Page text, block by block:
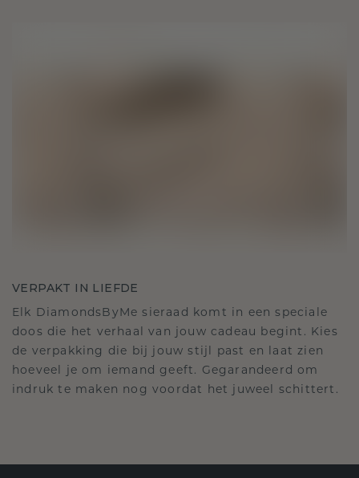
VERPAKT IN LIEFDE
Elk DiamondsByMe sieraad komt in een speciale
doos die het verhaal van jouw cadeau begint. Kies
de verpakking die bij jouw stijl past en laat zien
hoeveel je om iemand geeft. Gegarandeerd om
indruk te maken nog voordat het juweel schittert.